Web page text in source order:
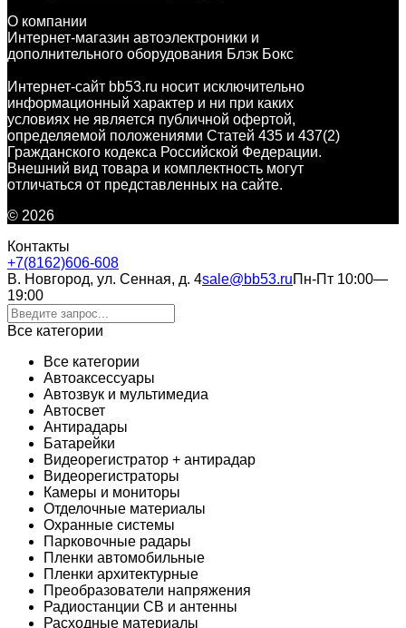
О компании
Интернет-магазин автоэлектроники и
дополнительного оборудования Блэк Бокс
Интернет-сайт bb53.ru носит исключительно
информационный характер и ни при каких
условиях не является публичной офертой,
определяемой положениями Статей 435 и 437(2)
Гражданского кодекса Российской Федерации.
Внешний вид товара и комплектность могут
отличаться от представленных на сайте.
© 2026
Контакты
+7(8162)606-608
В. Новгород, ул. Сенная, д. 4sale@bb53.ruПн-Пт 10:00—
19:00
Все категории
Все категории
Автоаксессуары
Автозвук и мультимедиа
Автосвет
Антирадары
Батарейки
Видеорегистратор + антирадар
Видеорегистраторы
Камеры и мониторы
Отделочные материалы
Охранные системы
Парковочные радары
Пленки автомобильные
Пленки архитектурные
Преобразователи напряжения
Радиостанции CB и антенны
Расходные материалы